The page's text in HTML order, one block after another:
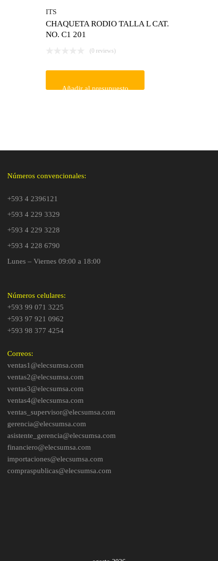
ITS
CHAQUETA RODIO TALLA L CAT.
NO. C1 201
(0 reviews)
Añadir al presupuesto
Números convencionales:
+593 4 2396121
+593 4 229 3329
+593 4 229 3228
+593 4 228 6790
Lunes – Viernes 09:00 a 18:00
Números celulares:
+593 99 071 3225
+593 97 921 0962
+593 98 377 4254
Correos:
ventas1@elecsumsa.com
ventas2@elecsumsa.com
ventas3@elecsumsa.com
ventas4@elecsumsa.com
ventas_supervisor@elecsumsa.com
gerencia@elecsumsa.com
asistente_gerencia@elecsumsa.com
financiero@elecsumsa.com
importaciones@elecsumsa.com
compraspublicas@elecsumsa.com